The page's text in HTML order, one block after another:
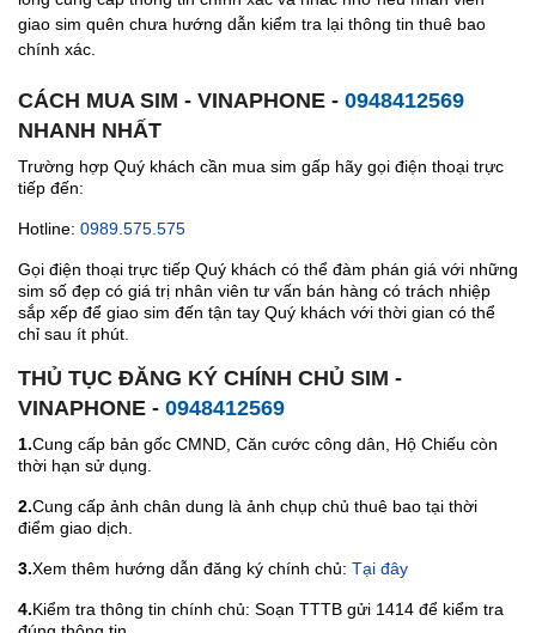
giao sim quên chưa hướng dẫn kiểm tra lại thông tin thuê bao
chính xác.
CÁCH MUA SIM - VINAPHONE - 0948412569
NHANH NHẤT
Trường hợp Quý khách cần mua sim gấp hãy gọi điện thoại trực
tiếp đến:
Hotline: 0989.575.575
Gọi điện thoại trực tiếp Quý khách có thể đàm phán giá với những
sim số đẹp có giá trị nhân viên tư vấn bán hàng có trách nhiệp
sắp xếp để giao sim đến tận tay Quý khách với thời gian có thể
chỉ sau ít phút.
THỦ TỤC ĐĂNG KÝ CHÍNH CHỦ SIM -
VINAPHONE - 0948412569
1.Cung cấp bản gốc CMND, Căn cước công dân, Hộ Chiếu còn
thời hạn sử dụng.
2.Cung cấp ảnh chân dung là ảnh chụp chủ thuê bao tại thời
điểm giao dịch.
3.Xem thêm hướng dẫn đăng ký chính chủ: Tại đây
4.Kiểm tra thông tin chính chủ: Soạn TTTB gửi 1414 để kiểm tra